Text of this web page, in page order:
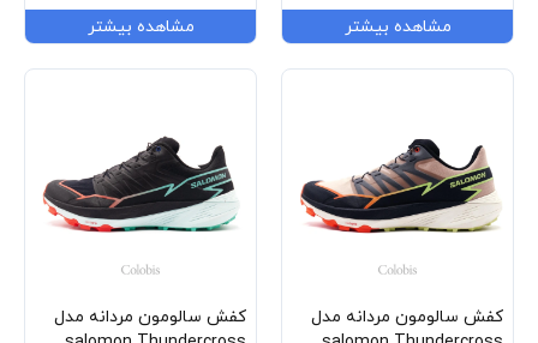
مشاهده بیشتر
مشاهده بیشتر
کفش سالومون مردانه مدل
کفش سالومون مردانه مدل